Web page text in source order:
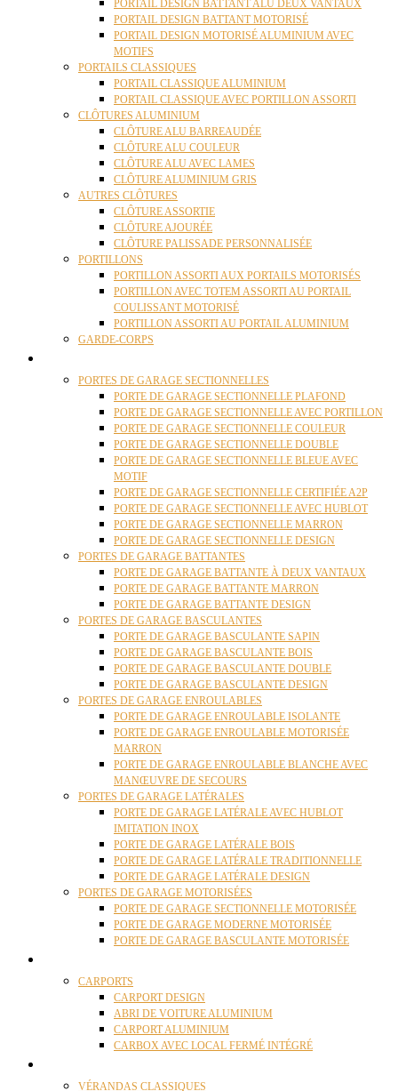
PORTAIL DESIGN BATTANT ALU DEUX VANTAUX
PORTAIL DESIGN BATTANT MOTORISÉ
PORTAIL DESIGN MOTORISÉ ALUMINIUM AVEC
MOTIFS
PORTAILS CLASSIQUES
PORTAIL CLASSIQUE ALUMINIUM
PORTAIL CLASSIQUE AVEC PORTILLON ASSORTI
CLÔTURES ALUMINIUM
CLÔTURE ALU BARREAUDÉE
CLÔTURE ALU COULEUR
CLÔTURE ALU AVEC LAMES
CLÔTURE ALUMINIUM GRIS
AUTRES CLÔTURES
CLÔTURE ASSORTIE
CLÔTURE AJOURÉE
CLÔTURE PALISSADE PERSONNALISÉE
PORTILLONS
PORTILLON ASSORTI AUX PORTAILS MOTORISÉS
PORTILLON AVEC TOTEM ASSORTI AU PORTAIL
COULISSANT MOTORISÉ
PORTILLON ASSORTI AU PORTAIL ALUMINIUM
GARDE-CORPS
PORTES DE GARAGE SECTIONNELLES
PORTE DE GARAGE SECTIONNELLE PLAFOND
PORTE DE GARAGE SECTIONNELLE AVEC PORTILLON
PORTE DE GARAGE SECTIONNELLE COULEUR
PORTE DE GARAGE SECTIONNELLE DOUBLE
PORTE DE GARAGE SECTIONNELLE BLEUE AVEC
MOTIF
PORTE DE GARAGE SECTIONNELLE CERTIFIÉE A2P
PORTE DE GARAGE SECTIONNELLE AVEC HUBLOT
PORTE DE GARAGE SECTIONNELLE MARRON
PORTE DE GARAGE SECTIONNELLE DESIGN
PORTES DE GARAGE BATTANTES
PORTE DE GARAGE BATTANTE À DEUX VANTAUX
PORTE DE GARAGE BATTANTE MARRON
PORTE DE GARAGE BATTANTE DESIGN
PORTES DE GARAGE BASCULANTES
PORTE DE GARAGE BASCULANTE SAPIN
PORTE DE GARAGE BASCULANTE BOIS
PORTE DE GARAGE BASCULANTE DOUBLE
PORTE DE GARAGE BASCULANTE DESIGN
PORTES DE GARAGE ENROULABLES
PORTE DE GARAGE ENROULABLE ISOLANTE
PORTE DE GARAGE ENROULABLE MOTORISÉE
MARRON
PORTE DE GARAGE ENROULABLE BLANCHE AVEC
MANŒUVRE DE SECOURS
PORTES DE GARAGE LATÉRALES
PORTE DE GARAGE LATÉRALE AVEC HUBLOT
IMITATION INOX
PORTE DE GARAGE LATÉRALE BOIS
PORTE DE GARAGE LATÉRALE TRADITIONNELLE
PORTE DE GARAGE LATÉRALE DESIGN
PORTES DE GARAGE MOTORISÉES
PORTE DE GARAGE SECTIONNELLE MOTORISÉE
PORTE DE GARAGE MODERNE MOTORISÉE
PORTE DE GARAGE BASCULANTE MOTORISÉE
CARPORTS
CARPORT DESIGN
ABRI DE VOITURE ALUMINIUM
CARPORT ALUMINIUM
CARBOX AVEC LOCAL FERMÉ INTÉGRÉ
VÉRANDAS CLASSIQUES